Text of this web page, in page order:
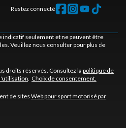
Restez connecté
indicatif seulement et ne peuvent être
Veuillez nous consulter pour plus de
droits réservés. Consultez la politique de
. Choix de consentement.
de sitesWeb pour sport motorisé par